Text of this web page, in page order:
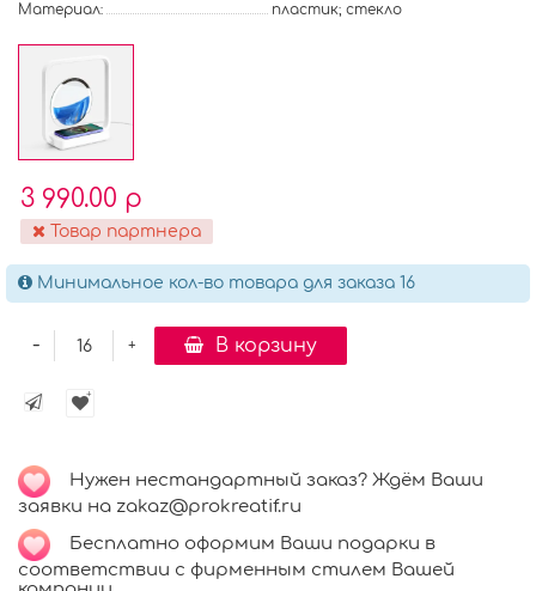
Материал:
пластик; стекло
3 990.00 р
Товар партнера
Минимальное кол-во товара для заказа 16
+
- В корзину
Нужен нестандартный заказ? Ждём Ваши
заявки на zakaz@prokreatif.ru
Бесплатно оформим Ваши подарки в
соответствии с фирменным стилем Вашей